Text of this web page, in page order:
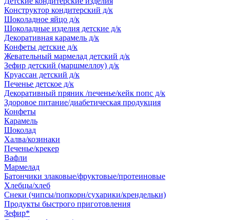
Конструктор кондитерский д/к
Шоколадное яйцо д/к
Шоколадные изделия детские д/к
Декоративная карамель д/к
Конфеты детские д/к
Жевательный мармелад детский д/к
Зефир детский (маршмеллоу) д/к
Круассан детский д/к
Печенье детское д/к
Декоративный пряник /печенье/кейк попс д/к
Здоровое питание/диабетическая продукция
Конфеты
Карамель
Шоколад
Халва/козинаки
Печенье/крекер
Вафли
Мармелад
Батончики злаковые/фруктовые/протеиновые
Хлебцы/хлеб
Снеки (чипсы/попкорн/сухарики/крендельки)
Продукты быстрого приготовления
Зефир*